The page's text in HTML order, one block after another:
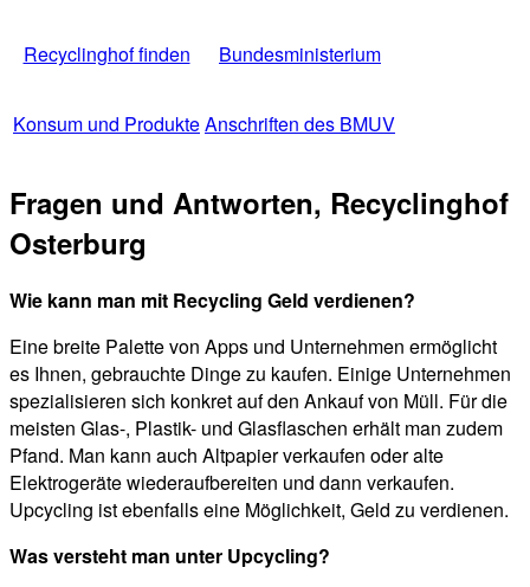
Recyclinghof finden Bundesministerium
Konsum und ProdukteAnschriften des BMUV
Fragen und Antworten, Recyclinghof
Osterburg
Wie kann man mit Recycling Geld verdienen?
Eine breite Palette von Apps und Unternehmen ermöglicht
es Ihnen, gebrauchte Dinge zu kaufen. Einige Unternehmen
spezialisieren sich konkret auf den Ankauf von Müll. Für die
meisten Glas-, Plastik- und Glasflaschen erhält man zudem
Pfand. Man kann auch Altpapier verkaufen oder alte
Elektrogeräte wiederaufbereiten und dann verkaufen.
Upcycling ist ebenfalls eine Möglichkeit, Geld zu verdienen.
Was versteht man unter Upcycling?